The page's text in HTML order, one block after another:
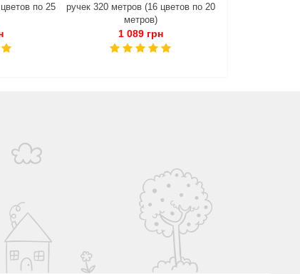
по 25
ручек 320 метров (16 цветов по 20
метров)
1 089 грн